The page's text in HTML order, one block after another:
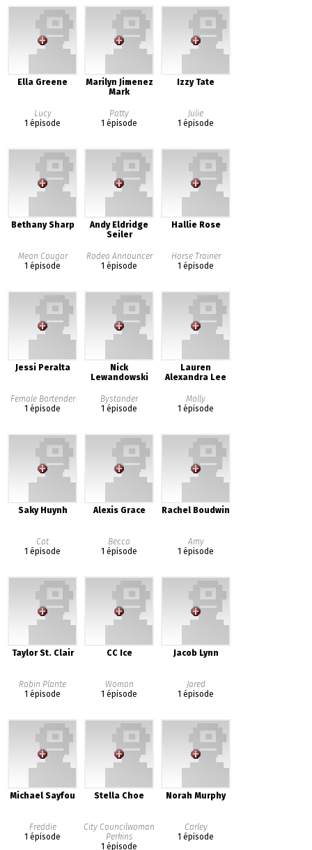
Ella Greene
Lucy
1 épisode
Marilyn Jimenez
Mark
Patty
1 épisode
Izzy Tate
Julie
1 épisode
Bethany Sharp
Mean Cougar
1 épisode
Andy Eldridge
Seiler
Rodeo Announcer
1 épisode
Hallie Rose
Horse Trainer
1 épisode
Jessi Peralta
Female Bartender
1 épisode
Nick
Lewandowski
Bystander
1 épisode
Lauren
Alexandra Lee
Molly
1 épisode
Saky Huynh
Cat
1 épisode
Alexis Grace
Becca
1 épisode
Rachel Boudwin
Amy
1 épisode
Taylor St. Clair
Robin Plante
1 épisode
CC Ice
Woman
1 épisode
Jacob Lynn
Jared
1 épisode
Michael Sayfou
Freddie
1 épisode
Stella Choe
City Councilwoman
Perkins
1 épisode
Norah Murphy
Carley
1 épisode